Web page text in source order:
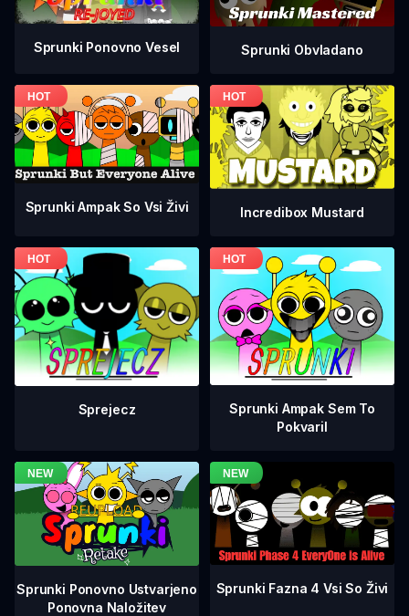
Sprunki Ponovno Vesel Sprunki Obvladano
Sprunki Ampak So Vsi Živi Incredibox Mustard
Sprejecz
Sprunki Ampak Sem To
Pokvaril
Sprunki Ponovno Ustvarjeno
Ponovna Naložitev
Sprunki Fazna 4 Vsi So Živi